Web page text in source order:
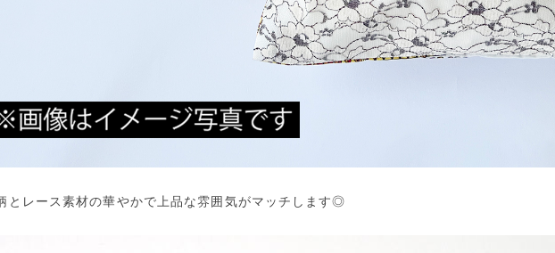
とレース素材の華やかで上品な雰囲気がマッチします◎